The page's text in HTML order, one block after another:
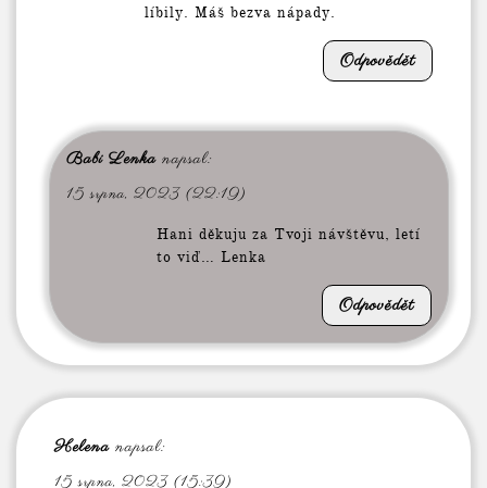
líbily. Máš bezva nápady.
Odpovědět
Babi Lenka napsal:
15 srpna, 2023 (22:19)
Hani děkuju za Tvoji návštěvu, letí
to viď… Lenka
Odpovědět
Helena napsal:
15 srpna, 2023 (15:39)